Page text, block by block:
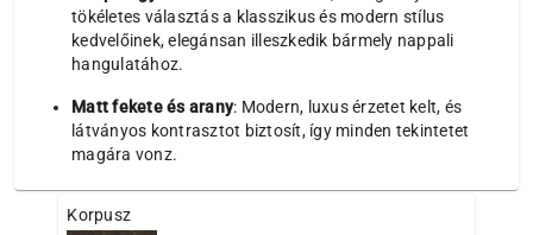
tökéletes választás a klasszikus és modern stílus
kedvelőinek, elegánsan illeszkedik bármely nappali
hangulatához.
Matt fekete és arany: Modern, luxus érzetet kelt, és
látványos kontrasztot biztosít, így minden tekintetet
magára vonz.
Korpusz